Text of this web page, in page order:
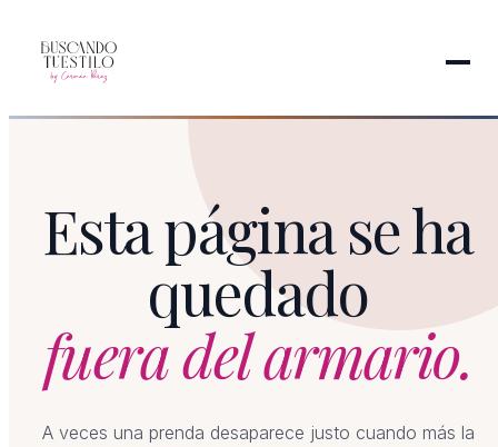
Esta página se ha
quedado
fuera del armario.
A veces una prenda desaparece justo cuando más la